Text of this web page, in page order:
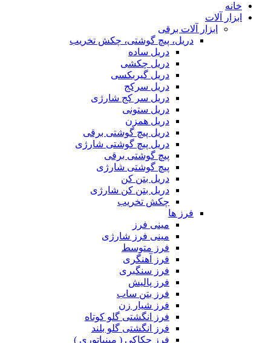
خانه
ابزار آلات
ابزار آلات برقی
دریل، پیچ گوشتی، چکش تخریب
دریل ساده
دریل چکشی
دریل گیربکسی
دریل سرکج
دریل سر کج شارژی
دریل ستونی
دریل همزن
دریل پیچ گوشتی برقی
دریل پیچ گوشتی شارژی
پیچ گوشتی برقی
پیچ گوشتی شارژی
دریل بتن کن
دریل بتن کن شارژی
چکش تخریب
فرز ها
مینی فرز
مینی فرز شارژی
فرز متوسط
فرز آهنگری
فرز سنگبری
فرز پالیش
فرز بتن ساب
فرز شیار زن
فرز انگشتی گلو کوتاه
فرز انگشتی گلو بلند
فرز حکاکی ( مینیاتوری )